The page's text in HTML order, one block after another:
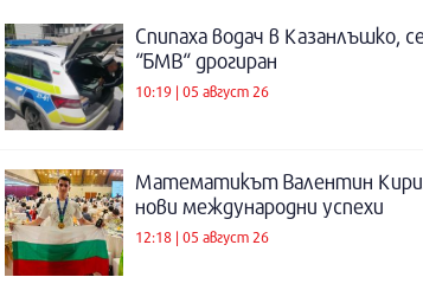
Спипаха водач в Казанлъшко,
“БМВ“ дрогиран
10:19 | 05 август 26
Математикът Валентин
нови международни успехи
12:18 | 05 август 26